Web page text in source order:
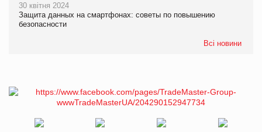
30 квітня 2024
Защита данных на смартфонах: советы по повышению
безопасности
Всі новини